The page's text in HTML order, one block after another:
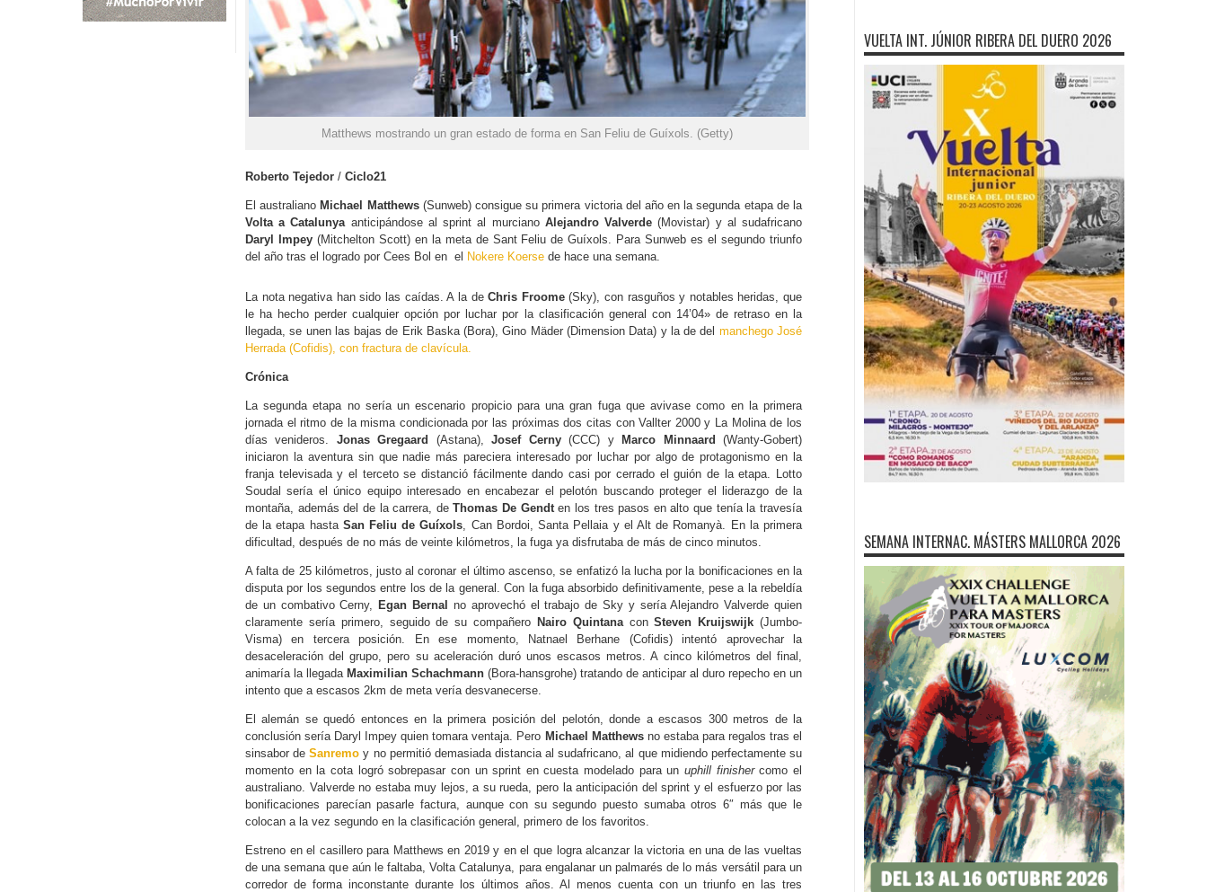
Matthews mostrando un gran estado de forma en San Feliu de Guíxols. (Getty)
Roberto Tejedor / Ciclo21
El australiano Michael Matthews(Sunweb) consigue su primera victoria del año en la segunda etapa de la
Volta a Catalunya anticipándose al sprint al murciano Alejandro Valverde (Movistar) y al sudafricano
Daryl Impey(Mitchelton Scott) en la meta de Sant Feliu de Guíxols. Para Sunweb es el segundo triunfo
del año tras el logrado por Cees Bol en el Nokere Koerse de hace una semana.
La nota negativa han sido las caídas. A la deChris Froome(Sky), con rasguños y notables heridas, que
le ha hecho perder cualquier opción por luchar por la clasificación general con 14’04» de retraso en la
llegada, se unen las bajas de Erik Baska (Bora), Gino Mäder (Dimension Data) y la de del manchego José
Herrada (Cofidis), con fractura de clavícula.
Crónica
La segunda etapa no sería un escenario propicio para una gran fuga que avivase como en la primera
jornada el ritmo de la misma condicionada por las próximas dos citas con Vallter 2000 y La Molina de los
días venideros.
Jonas Gregaard (Astana),Josef Cerny(CCC) y Marco Minnaard
(Wanty-Gobert)
iniciaron la aventura sin que nadie más pareciera interesado por luchar por algo de protagonismo en la
franja televisada y el terceto se distanció fácilmente dando casi por cerrado el guión de la etapa. Lotto
Soudal sería el único equipo interesado en encabezar el pelotón buscando proteger el liderazgo de la
montaña, además del de la carrera, deThomas De Gendten los tres pasos en alto que tenía la travesía
de la etapa hasta San Feliu de Guíxols , Can Bordoi, Santa Pellaia y el Alt de Romanyà. En la primera
dificultad, después de no más de veinte kilómetros, la fuga ya disfrutaba de más de cinco minutos.
A falta de 25 kilómetros, justo al coronar el último ascenso, se enfatizó la lucha por la bonificaciones en la
disputa por los segundos entre los de la general. Con la fuga absorbido definitivamente, pese a la rebeldía
de un combativo Cerny,
Egan Bernal
no aprovechó el trabajo de Sky y sería Alejandro Valverde quien
claramente sería primero, seguido de su compañero Nairo QuintanaconSteven Kruijswijk (Jumbo-
Visma) en tercera posición. En ese momento, Natnael Berhane (Cofidis) intentó aprovechar la
desaceleración del grupo, pero su aceleración duró unos escasos metros. A cinco kilómetros del final,
animaría la llegada Maximilian Schachmann (Bora-hansgrohe) tratando de anticipar al duro repecho en un
intento que a escasos 2km de meta vería desvanecerse.
El alemán se quedó entonces en la primera posición del pelotón, donde a escasos 300 metros de la
conclusión sería Daryl Impey quien tomara ventaja. Pero Michael Matthewsno estaba para regalos tras el
sinsabor deSanremo y no permitió demasiada distancia al sudafricano, al que midiendo perfectamente su
momento en la cota logró sobrepasar con un sprint en cuesta modelado para unuphill finishercomo el
australiano. Valverde no estaba muy lejos, a su rueda, pero la anticipación del sprint y el esfuerzo por las
bonificaciones parecían pasarle factura, aunque con su segundo puesto sumaba otros 6″ más que le
colocan a la vez segundo en la clasificación general, primero de los favoritos.
Estreno en el casillero para Matthews en 2019 y en el que logra alcanzar la victoria en una de las vueltas
de una semana que aún le faltaba, Volta Catalunya, para engalanar un palmarés de lo más versátil para un
corredor de forma inconstante durante los últimos años. Al menos cuenta con un triunfo en las tres
VUELTA INT. JÚNIOR RIBERA DEL DUERO 2026
SEMANA INTERNAC. MÁSTERS MALLORCA 2026